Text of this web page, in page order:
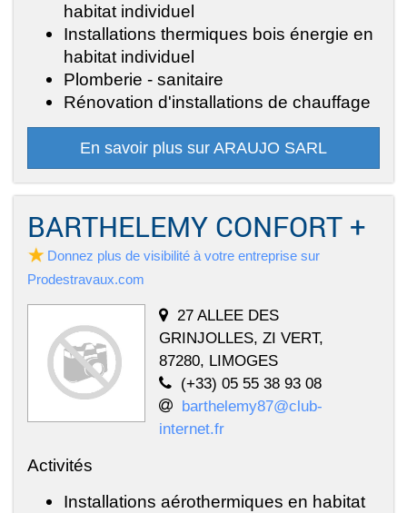
habitat individuel
Installations thermiques bois énergie en
habitat individuel
Plomberie - sanitaire
Rénovation d'installations de chauffage
En savoir plus sur ARAUJO SARL
BARTHELEMY CONFORT +
Donnez plus de visibilité à votre entreprise sur
Prodestravaux.com
27 ALLEE DES
GRINJOLLES, ZI VERT,
87280, LIMOGES
(+33) 05 55 38 93 08
barthelemy87@club-
internet.fr
Activités
Installations aérothermiques en habitat